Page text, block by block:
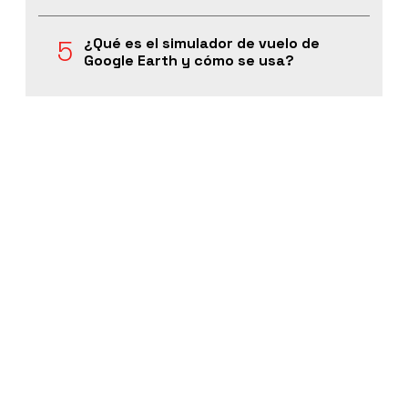
¿Qué es el simulador de vuelo de
Google Earth y cómo se usa?